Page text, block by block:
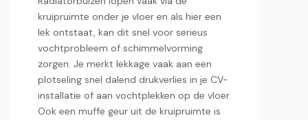
kruipruimte onder je vloer en als hier een
lek ontstaat, kan dit snel voor serieus
vochtprobleem of schimmelvorming
zorgen.​ Je merkt lekkage vaak aan een
plotseling snel dalend drukverlies in je CV-
installatie of aan vochtplekken op de vloer.​
Ook een muffe geur uit de kruipruimte is